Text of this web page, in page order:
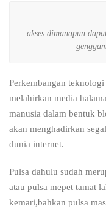
akses dimanapun
Perkembangan
melahirkan media
manusia dalam bentuk
akan menghadirkan
dunia internet.
Pulsa dahulu sudah
atau pulsa mepet tamat
kemari,bahkan pulsa